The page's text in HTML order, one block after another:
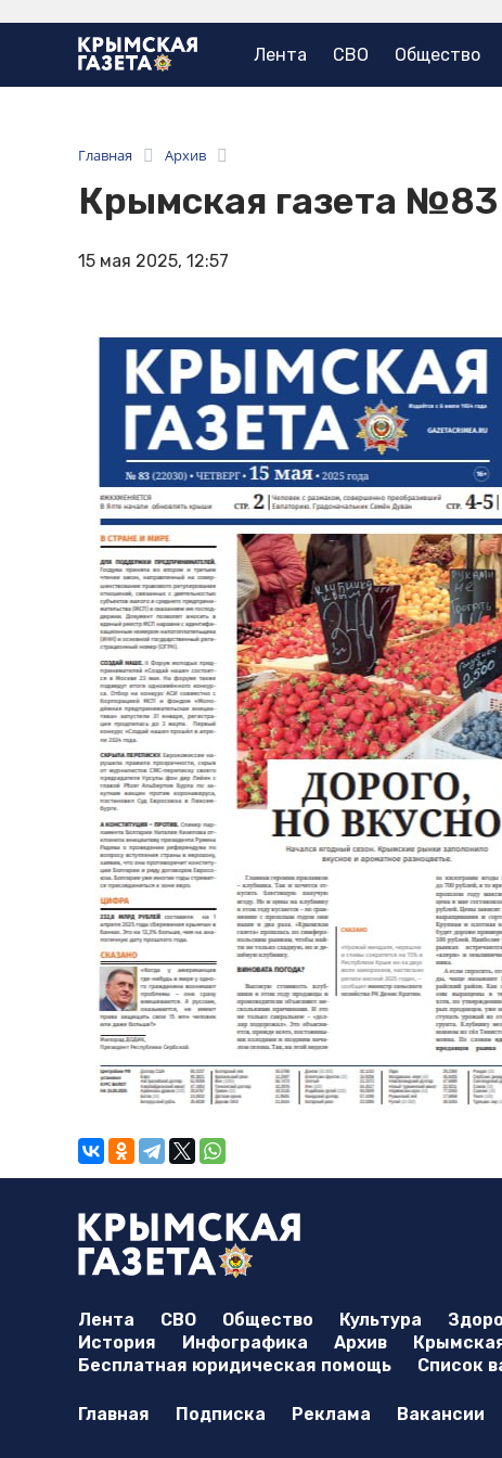
Лента СВО Общество
Главная Архив
Крымская газета №83
15 мая 2025, 12:57
Лента СВО Общество Культура
История
Инфографика Архив
Бесплатная юридическая помощь
Список
Главная Подписка Реклама Вакансии